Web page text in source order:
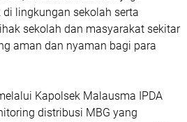
lingkungan sekolah serta
sekolah dan masyarakat sekitar
aman dan nyaman bagi para
Kapolsek Malausma IPDA
distribusi MBG yang